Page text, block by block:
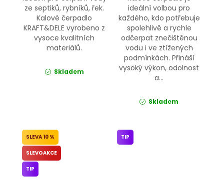
ze septiků, rybníků, řek.
Kalové čerpadlo
KRAFT&DELE vyrobeno z
vysoce kvalitních
materiálů.
Skladem
ideální volbou pro
každého, kdo potřebuje
spolehlivě a rychle
odčerpat znečištěnou
vodu i ve ztížených
podmínkách. Přináší
vysoký výkon, odolnost
a...
Skladem
10 %
SLEVOAKCE
TIP
TIP